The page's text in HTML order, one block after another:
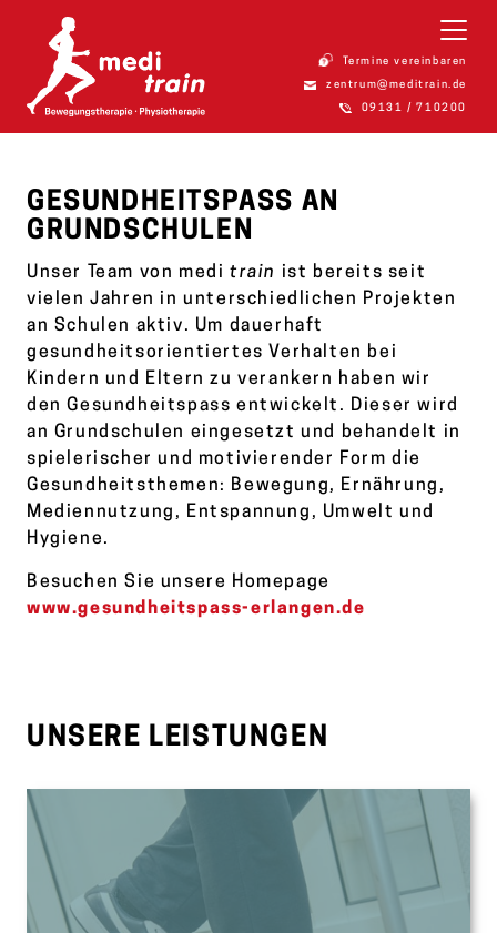
Termine vereinbaren
zentrum@meditrain.de
09131 / 710200
GESUNDHEITSPASS AN
GRUNDSCHULEN
Unser Team von medi train ist bereits seit
vielen Jahren in unterschiedlichen Projekten
an Schulen aktiv. Um dauerhaft
gesundheitsorientiertes Verhalten bei
Kindern und Eltern zu verankern haben wir
den Gesundheitspass entwickelt. Dieser wird
an Grundschulen eingesetzt und behandelt in
spielerischer und motivierender Form die
Gesundheitsthemen: Bewegung, Ernährung,
Mediennutzung, Entspannung, Umwelt und
Hygiene.
Besuchen Sie unsere Homepage
www.gesundheitspass-erlangen.de
UNSERE LEISTUNGEN